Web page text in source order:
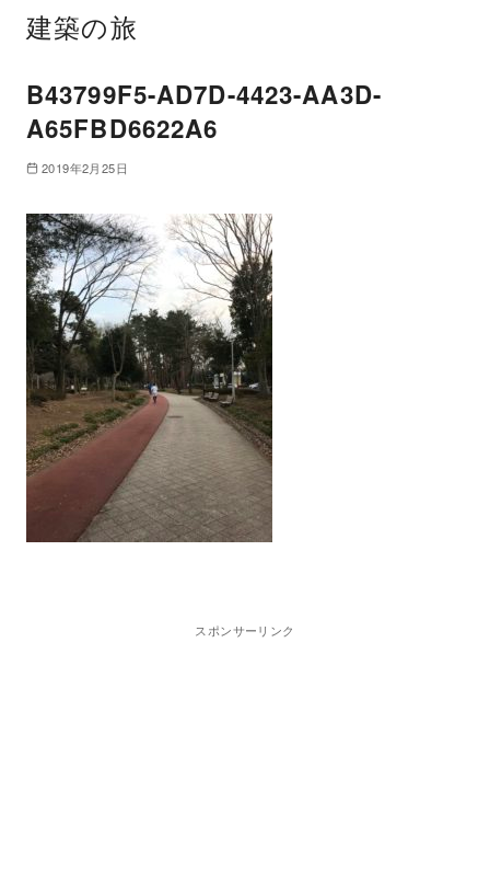
建築の旅
B43799F5-AD7D-4423-AA3D-
A65FBD6622A6
2019年2月25日
スポンサーリンク